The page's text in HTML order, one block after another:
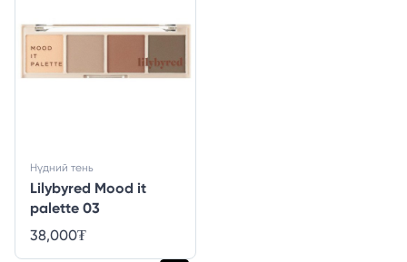
Lilybyred Mood it
palette 03
Нүдний тень
38,000₮